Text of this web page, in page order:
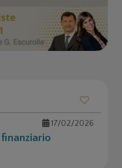
17/02/2026